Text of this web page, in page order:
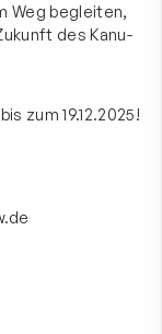
Weg begleiten,
des Kanu-
zum 19.12.2025!